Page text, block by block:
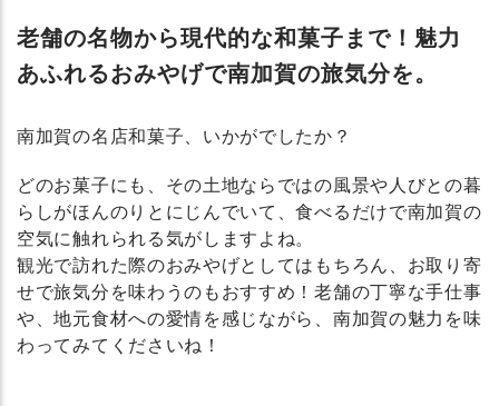
老舗の名物から現代的な和菓子まで！魅力
あふれるおみやげで南加賀の旅気分を。
南加賀の名店和菓子、いかがでしたか？
どのお菓子にも、その土地ならではの風景や人びとの暮
らしがほんのりとにじんでいて、食べるだけで南加賀の
空気に触れられる気がしますよね。
観光で訪れた際のおみやげとしてはもちろん、お取り寄
せで旅気分を味わうのもおすすめ！老舗の丁寧な手仕事
や、地元食材への愛情を感じながら、南加賀の魅力を味
わってみてくださいね！